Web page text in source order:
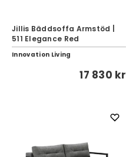
Jillis Bäddsoffa Armstöd |
511 Elegance Red
Innovation Living
17 830 kr